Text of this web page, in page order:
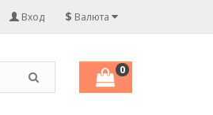
$ Валюта
Вход
0